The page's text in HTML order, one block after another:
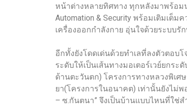
หน้าต่างหลายทิศทาง ทุกหลังมาพร้อม
Automation & Security พร้อมเติมเ
เครื่องออกกำลังกาย อุ่นใจด้วยระบบ
อีกทั้งยังโดดเด่นด้วยทำเลที่ลงตัวตอบ
ระดับให้เป็นเส้นทางมอเตอร์เวย์ยกร
ด้านตะวันตก) โครงการทางหลวงพิเศ
ยา(โครงการในอนาคต) เท่านั้นยังไม่
– ซ.กันตนา” จึงเป็นบ้านแบบไหนที่ใช่